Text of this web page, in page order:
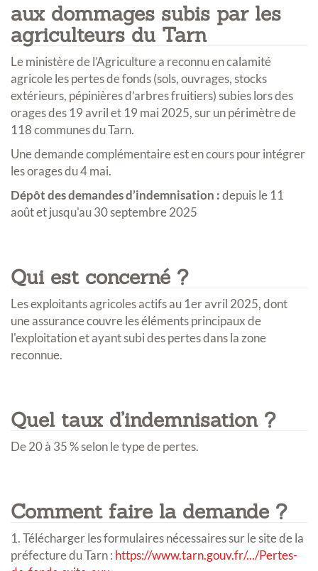
aux dommages subis par les
agriculteurs du Tarn
Le ministère de l’Agriculture a reconnu en calamité
agricole les pertes de fonds (sols, ouvrages, stocks
extérieurs, pépinières d’arbres fruitiers) subies lors des
orages des 19 avril et 19 mai 2025, sur un périmètre de
118 communes du Tarn.
Une demande complémentaire est en cours pour intégrer
les orages du 4 mai.
Dépôt des demandes d’indemnisation :depuis le 11
août et jusqu'au 30 septembre 2025
Qui est concerné ?
Les exploitants agricoles actifs au 1er avril 2025, dont
une assurance couvre les éléments principaux de
l'exploitation et ayant subi des pertes dans la zone
reconnue.
Quel taux d’indemnisation ?
De 20 à 35 % selon le type de pertes.
Comment faire la demande ?
1. Télécharger les formulaires nécessaires sur le site de la
préfecture du Tarn : https://www.tarn.gouv.fr/.../Pertes-